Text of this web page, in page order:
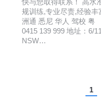
快与您取得联系！ 高水
规训练,专业尽责,经验
洲通 悉尼 华人 驾校 粤
0415 139 999 地址：6/
NSW…
1